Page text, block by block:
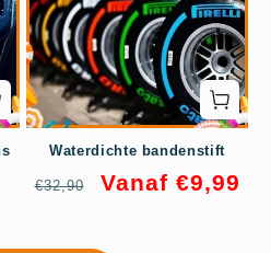
Waterdichte bandenstift
Normale
€32,90 Aanbiedingsprijs
Vanaf €9,99